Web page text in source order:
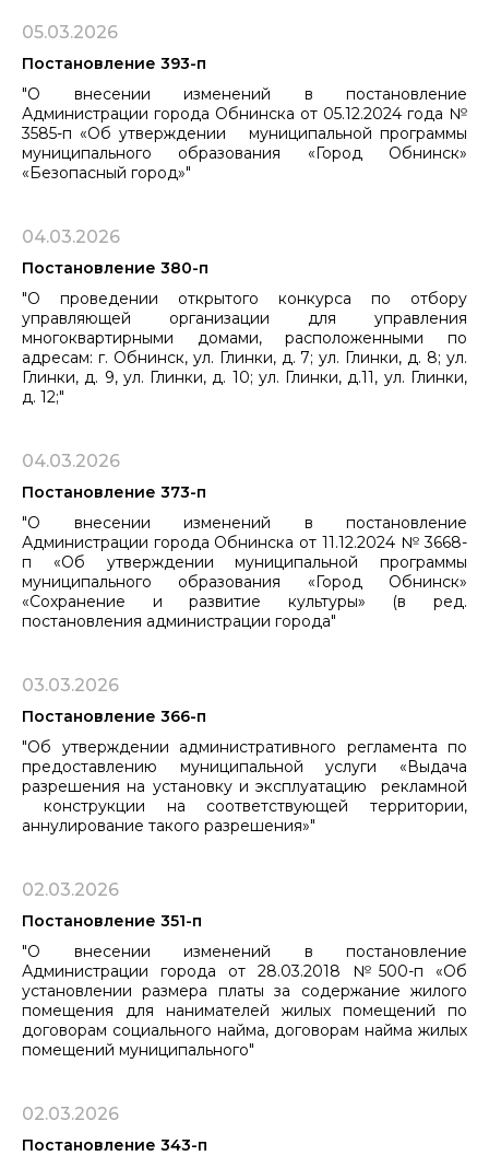
05.03.2026
Постановление 393-п
"О внесении изменений в постановление
Администрации города Обнинска от 05.12.2024 года №
3585-п «Об утверждении ​​​​​​​муниципальной программы
муниципального образования «Город Обнинск»
«Безопасный город»"
04.03.2026
Постановление 380-п
"О проведении открытого конкурса по отбору
управляющей организации для управления
многоквартирными домами, расположенными по
адресам: г. Обнинск, ул. Глинки, д. 7; ул. Глинки, д. 8; ул.
Глинки, д. 9, ул. Глинки, д. 10; ул. Глинки, д.11, ул. Глинки,
д. 12;"
04.03.2026
Постановление 373-п
"О внесении изменений в постановление
Администрации города Обнинска от 11.12.2024 № 3668-
п «Об утверждении муниципальной программы
муниципального образования «Город Обнинск»
«Сохранение и развитие культуры» (в ред.
постановления администрации города"
03.03.2026
Постановление 366-п
"Об утверждении административного регламента по
предоставлению муниципальной услуги «Выдача
разрешения на установку и эксплуатацию рекламной
конструкции на соответствующей территории,
аннулирование такого разрешения»"
02.03.2026
Постановление 351-п
"О внесении изменений в постановление
Администрации города от 28.03.2018 №500-п «Об
установлении размера платы за содержание жилого
помещения для нанимателей жилых помещений по
договорам социального найма, договорам найма жилых
помещений муниципального"
02.03.2026
Постановление 343-п